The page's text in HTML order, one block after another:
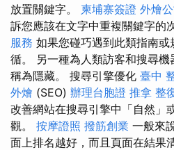
放置關鍵字。 柬埔寨簽證 外燴
訴您應該在文字中重複關鍵字的
服務 如果您碰巧遇到此類指南
循。 另一種為人類訪客和搜尋
稱為隱藏。 搜尋引擎優化 臺中
外燴 (SEO) 辦理台胞證 推拿 整
改善網站在搜尋引擎中「自然」
觀。 按摩證照 撥筋創業 一般來
面上排名越好，而且頁面在結果